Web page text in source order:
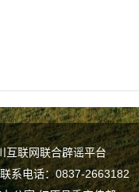
互联网联合辟谣平台
系电话：0837-2663182